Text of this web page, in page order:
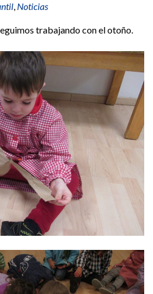
, Noticias
trabajando con el otoño.